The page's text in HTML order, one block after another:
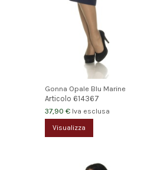
Gonna Opale Blu Marine
Articolo 614367
37,90 € Iva esclusa
Visualizza